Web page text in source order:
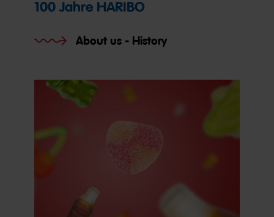
100 Jahre HARIBO
About us - History